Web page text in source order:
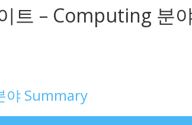
트 – Computing 분
야 Summary